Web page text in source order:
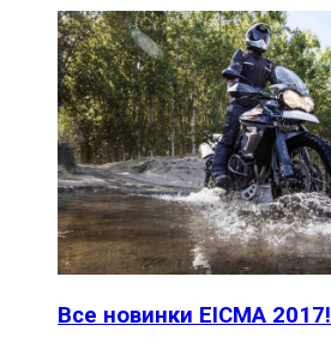
Все новинки EICMA 2017!